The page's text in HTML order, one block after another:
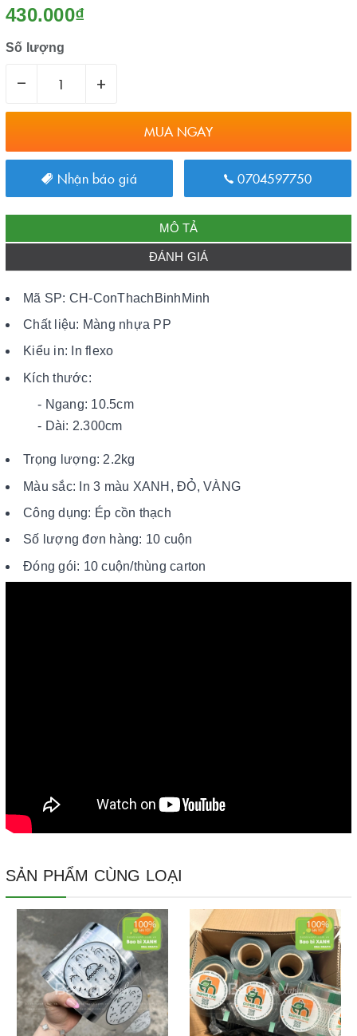
430.000₫
Số lượng
– +
MUA NGAY
Nhận báo giá 0704597750
MÔ TẢ
ĐÁNH GIÁ
Mã SP: CH-ConThachBinhMinh
Chất liệu: Màng nhựa PP
Kiểu in: In flexo
Kích thước:
- Ngang: 10.5cm
- Dài: 2.300cm
Trọng lượng: 2.2kg
Màu sắc: In 3 màu XANH, ĐỎ, VÀNG
Công dụng: Ép cồn thạch
Số lượng đơn hàng: 10 cuộn
Đóng gói: 10 cuộn/thùng carton
SẢN PHẨM CÙNG LOẠI